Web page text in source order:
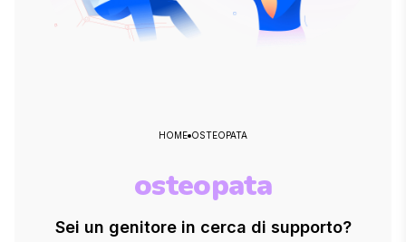
HOME OSTEOPATA
osteopata
Sei un genitore in cerca di supporto?